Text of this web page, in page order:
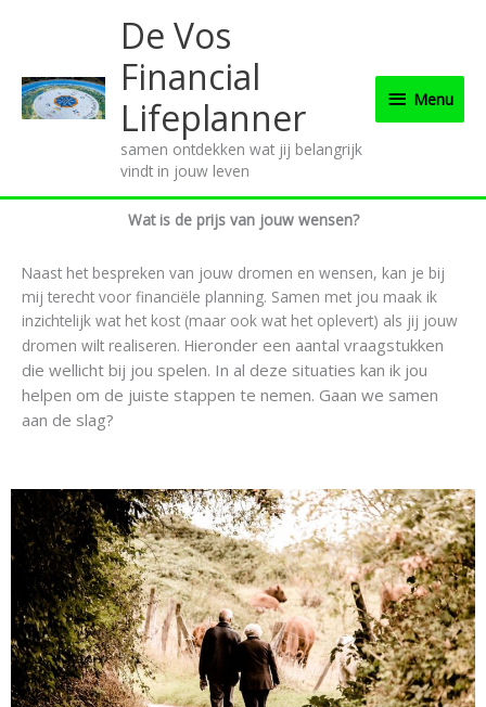
inhoud
De Vos
Financial
Lifeplanner
samen ontdekken wat jij belangrijk
vindt in jouw leven
Menu
Wat is de prijs van jouw wensen?
Naast het bespreken van jouw dromen en wensen, kan je bij
mij terecht voor financiële planning. Samen met jou maak ik
inzichtelijk wat het kost (maar ook wat het oplevert) als jij jouw
dromen wilt realiseren. Hieronder een aantal vraagstukken
die wellicht bij jou spelen. In al deze situaties kan ik jou
helpen om de juiste stappen te nemen. Gaan we samen
aan de slag?